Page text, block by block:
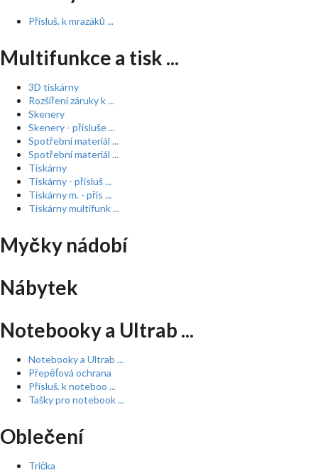
Přísluš. k mrazáků ...
Multifunkce a tisk ...
3D tiskárny
Rozšíření záruky k ...
Skenery
Skenery - přísluše ...
Spotřební materiál ...
Spotřební materiál ...
Tiskárny
Tiskárny - přísluš ...
Tiskárny m. - přís ...
Tiskárny multifunk ...
Myčky nádobí
Nábytek
Notebooky a Ultrab ...
Notebooky a Ultrab ...
Přepěťová ochrana
Přísluš. k noteboo ...
Tašky pro notebook ...
Oblečení
Trička